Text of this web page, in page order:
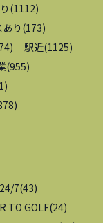
(1112)
り (173)
) 駅近(1125)
(955)
)
)
7(43)
TO GOLF(24)